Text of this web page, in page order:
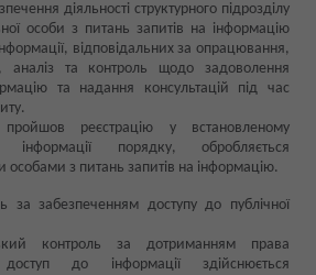
діяльності структурного підрозділу
особи з питань запитів на інформацію
відповідальних за опрацювання,
аналіз та контроль щодо задоволення
та надання консультацій під час
реєстрацію у встановленому
інформації порядку, обробляється
особами з питань запитів на інформацію.
за забезпеченням доступу до публічної
контроль за дотриманням права
до інформації здійснюється